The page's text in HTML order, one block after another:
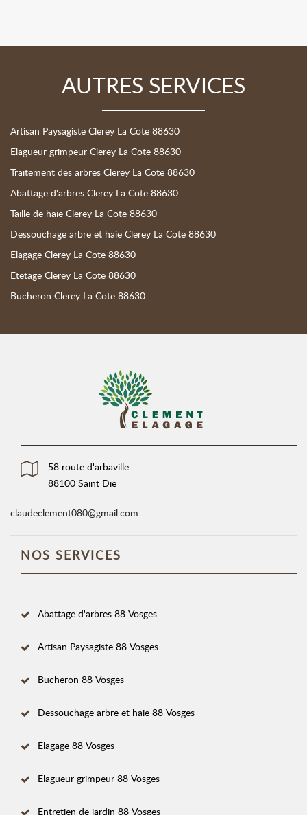
AUTRES SERVICES
Artisan Paysagiste Clerey La Cote 88630
Elagueur grimpeur Clerey La Cote 88630
Traitement des arbres Clerey La Cote 88630
Abattage d'arbres Clerey La Cote 88630
Taille de haie Clerey La Cote 88630
Dessouchage arbre et haie Clerey La Cote 88630
Elagage Clerey La Cote 88630
Etetage Clerey La Cote 88630
Bucheron Clerey La Cote 88630
58 route d'arbaville
88100 Saint Die
claudeclement080@gmail.com
NOS SERVICES
Abattage d'arbres 88 Vosges
Artisan Paysagiste 88 Vosges
Bucheron 88 Vosges
Dessouchage arbre et haie 88 Vosges
Elagage 88 Vosges
Elagueur grimpeur 88 Vosges
Entretien de jardin 88 Vosges